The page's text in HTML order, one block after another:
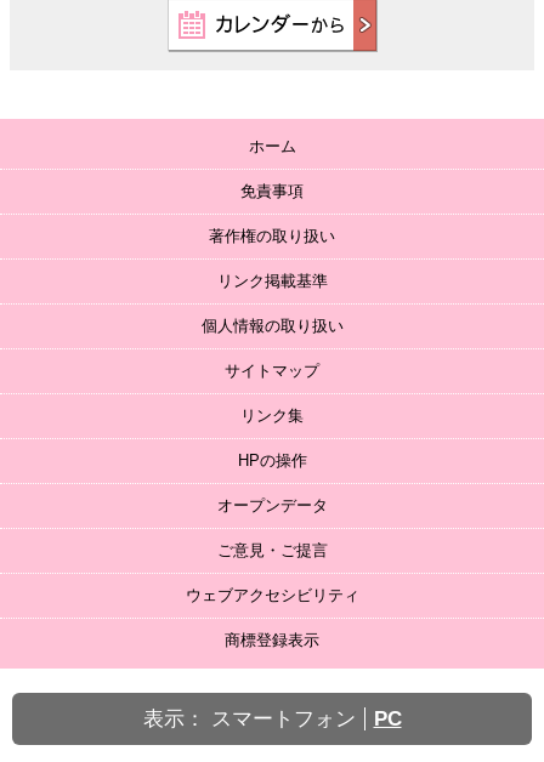
ホーム
免責事項
著作権の取り扱い
リンク掲載基準
個人情報の取り扱い
サイトマップ
リンク集
HPの操作
オープンデータ
ご意見・ご提言
ウェブアクセシビリティ
商標登録表示
表示： スマートフォン PC